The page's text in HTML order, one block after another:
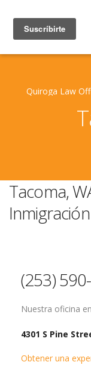
Quiroga Law
Tacoma,
Inmigración
(253)
Nuestra oficina
4301 S Pine
Obtener una